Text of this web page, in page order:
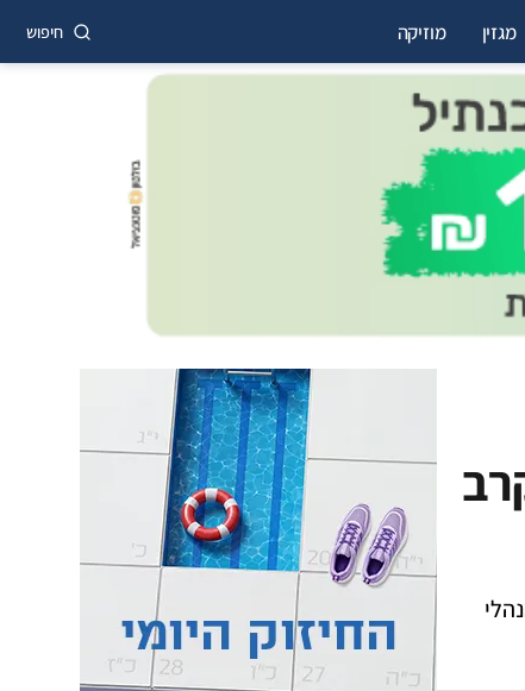
מגזין מוזיקה חיפוש